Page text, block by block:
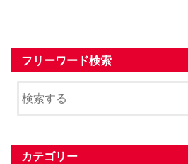
フリーワード検索
カテゴリー